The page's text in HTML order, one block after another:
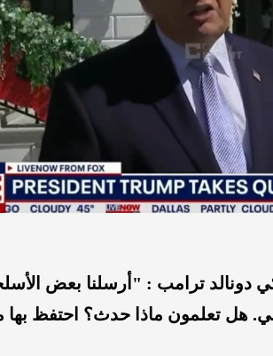
دونالد ترامب : "أرسلنا بعض
هل تعلمون ماذا حدث؟ احتفظ بها